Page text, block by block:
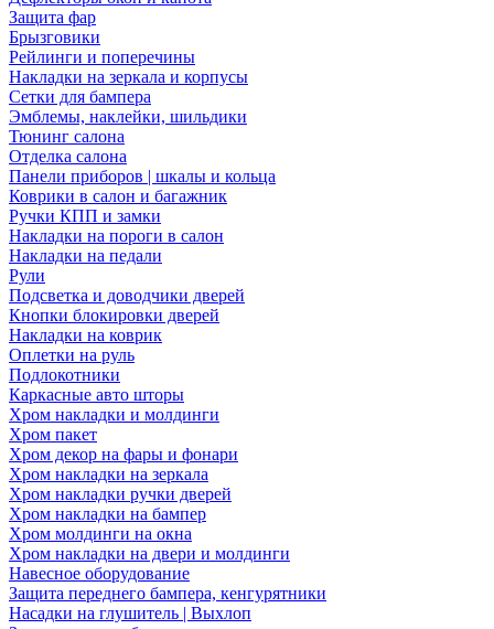
Защита фар
Брызговики
Рейлинги и поперечины
Накладки на зеркала и корпусы
Сетки для бампера
Эмблемы, наклейки, шильдики
Тюнинг салона
Отделка салона
Панели приборов | шкалы и кольца
Коврики в салон и багажник
Ручки КПП и замки
Накладки на пороги в салон
Накладки на педали
Рули
Подсветка и доводчики дверей
Кнопки блокировки дверей
Накладки на коврик
Оплетки на руль
Подлокотники
Каркасные авто шторы
Хром накладки и молдинги
Хром пакет
Хром декор на фары и фонари
Хром накладки на зеркала
Хром накладки ручки дверей
Хром накладки на бампер
Хром молдинги на окна
Хром накладки на двери и молдинги
Навесное оборудование
Защита переднего бампера, кенгурятники
Насадки на глушитель | Выхлоп